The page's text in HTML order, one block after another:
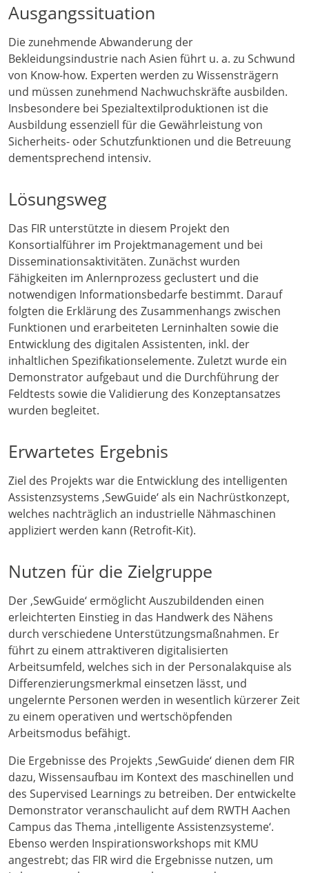
Ausgangssituation
Die zunehmende Abwanderung der
Bekleidungsindustrie nach Asien führt u. a. zu Schwund
von Know-how. Experten werden zu Wissensträgern
und müssen zunehmend Nachwuchskräfte ausbilden.
Insbesondere bei Spezialtextilproduktionen ist die
Ausbildung essenziell für die Gewährleistung von
Sicherheits- oder Schutzfunktionen und die Betreuung
dementsprechend intensiv.
Lösungsweg
Das FIR unterstützte in diesem Projekt den
Konsortialführer im Projektmanagement und bei
Disseminationsaktivitäten. Zunächst wurden
Fähigkeiten im Anlernprozess geclustert und die
notwendigen Informationsbedarfe bestimmt. Darauf
folgten die Erklärung des Zusammenhangs zwischen
Funktionen und erarbeiteten Lerninhalten sowie die
Entwicklung des digitalen Assistenten, inkl. der
inhaltlichen Spezifikationselemente. Zuletzt wurde ein
Demonstrator aufgebaut und die Durchführung der
Feldtests sowie die Validierung des Konzeptansatzes
wurden begleitet.
Erwartetes Ergebnis
Ziel des Projekts war die Entwicklung des intelligenten
Assistenzsystems ‚SewGuide‘ als ein Nachrüstkonzept,
welches nachträglich an industrielle Nähmaschinen
appliziert werden kann (Retrofit-Kit).
Nutzen für die Zielgruppe
Der ‚SewGuide‘ ermöglicht Auszubildenden einen
erleichterten Einstieg in das Handwerk des Nähens
durch verschiedene Unterstützungsmaßnahmen. Er
führt zu einem attraktiveren digitalisierten
Arbeitsumfeld, welches sich in der Personalakquise als
Differenzierungsmerkmal einsetzen lässt, und
ungelernte Personen werden in wesentlich kürzerer Zeit
zu einem operativen und wertschöpfenden
Arbeitsmodus befähigt.
Die Ergebnisse des Projekts ‚SewGuide‘ dienen dem FIR
dazu, Wissensaufbau im Kontext des maschinellen und
des Supervised Learnings zu betreiben. Der entwickelte
Demonstrator veranschaulicht auf dem RWTH Aachen
Campus das Thema ‚intelligente Assistenzsysteme‘.
Ebenso werden Inspirationsworkshops mit KMU
angestrebt; das FIR wird die Ergebnisse nutzen, um